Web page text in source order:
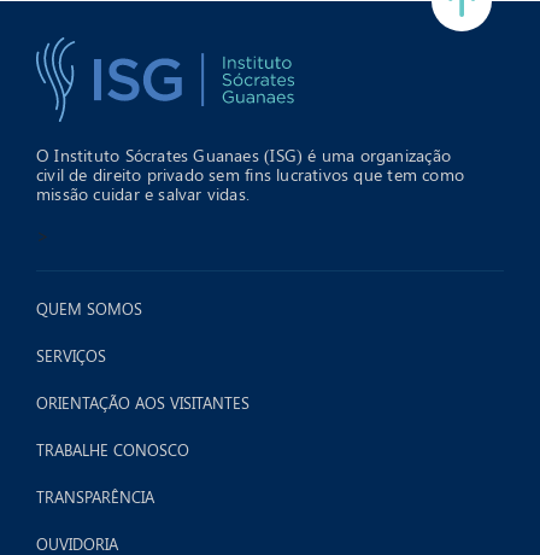
O Instituto Sócrates Guanaes (ISG) é uma organização
civil de direito privado sem fins lucrativos que tem como
missão cuidar e salvar vidas.
>
QUEM SOMOS
SERVIÇOS
ORIENTAÇÃO AOS VISITANTES
TRABALHE CONOSCO
TRANSPARÊNCIA
OUVIDORIA